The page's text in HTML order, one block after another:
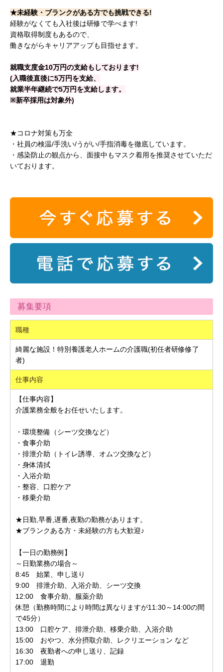
★未経験・ブランクがある方でも挑戦できる!
経験がなくても入社後は研修で学べます!
資格取得制度もあるので、
働きながらキャリアアップも目指せます。
就職支度金10万円の支給もしております!
(入職後直後に5万円を支給、
就業半年継続で5万円を支給します。
※新卒採用は対象外)
★コロナ対策も万全
・社員の検温/手洗い/うがい/手指消毒を徹底しています。
・感染防止の観点から、面接中もマスク着用を推奨させていただ
いております。
募集要項
職種
綺麗な施設！特別養護老人ホームの介護職(初任者研修修了
者)
仕事内容
【仕事内容】
介護業務全般をお任せいたします。
・環境整備（シーツ交換など）
・食事介助
・排泄介助（トイレ誘導、オムツ交換など）
・身体清拭
・入浴介助
・整容、口腔ケア
・移乗介助
★日勤,早番,遅番,夜勤の勤務があります。
★ブランクある方・未経験の方も大歓迎♪
【一日の勤務例】
～日勤業務の場合～
8:45 始業、申し送り
9:00 排泄介助、入浴介助、シーツ交換
12:00 食事介助、服薬介助
休憩（勤務時間により時間は異なりますが11:30～14:00の間
で45分）
13:00 口腔ケア、排泄介助、移乗介助、入浴介助
15:00 おやつ、水分摂取介助、レクリエーション など
16:30 夜勤者への申し送り、記録
17:00 退勤